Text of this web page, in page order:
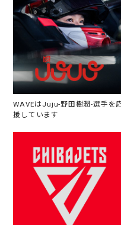
WAVEはJuju-野田樹潤-選手を
援しています